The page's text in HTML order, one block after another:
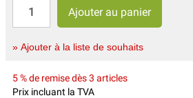
» Ajouter à la liste de souhaits
5 % de remise dès 3 articles
Prix incluant la TVA